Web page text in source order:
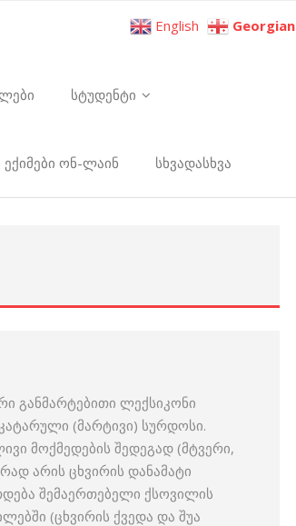
სტუდენტი
ონ-ლაინ სხვადასხვა
განმარტებითი ლექსიკონი
(მარტივი) სურდოსი.
მოქმედების შედეგად (მტვერი,
არის ცხვირის დანამატი
შემაერთებელი ქსოვილის
(ცხვირის ქვედა და შუა
English Georgian